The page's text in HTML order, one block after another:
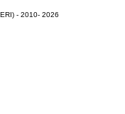
- 2010- 2026